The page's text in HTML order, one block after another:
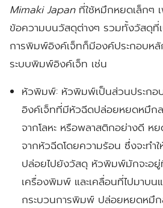
Mimaki Japanที่ใช้หมึกหยดเล็กๆ
ข้อความบนวัสดุต่างๆ รวมทั้งวัสดุที่
การพิมพ์อิงค์เจ็ทก็มีองค์ประกอบหลั
ระบบพิมพ์อิงค์เจ็ท เช่น
หัวพิมพ์: หัวพิมพ์เป็นส่วนประก
อิงค์เจ็ทที่มีหัวฉีดปล่อยหยดหมึก
จากโลหะ หรือพลาสติกอย่างดี
จากหัวฉีดโดยความร้อน ซึ่งจะทำ
ปล่อยไปยังวัสดุ หัวพิมพ์มักจะอ
เครื่องพิมพ์ และเคลื่อนที่ไปมาบน
กระบวนการพิมพ์ ปล่อยหยดหมึ